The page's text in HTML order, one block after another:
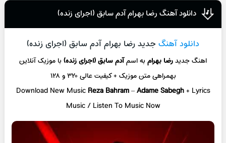
دانلود آهنگ رضا بهرام آدم سابق (اجرای زنده)
دانلود آهنگ جدید رضا بهرام آدم سابق (اجرای زنده)
اهنگ جدیدرضا بهرامبه اسمآدم سابق (اجرای زنده)با موزیک آنلاین
بهمراهی متن موزیک + کیفیت عالی ۳۲۰ و ۱۲۸
Download New Music Reza Bahram–Adame Sabegh+ Lyrics
Music / Listen To Music Now